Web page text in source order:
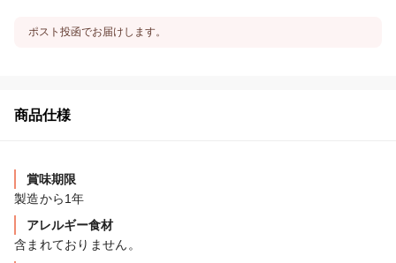
ポスト投函でお届けします。
商品仕様
賞味期限
製造から1年
アレルギー食材
含まれておりません。